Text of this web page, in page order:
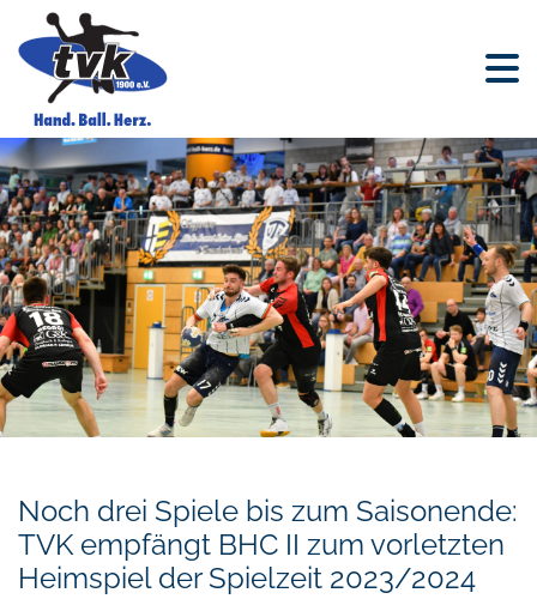
Noch drei Spiele bis zum Saisonende:
TVK empfängt BHC II zum vorletzten
Heimspiel der Spielzeit 2023/2024